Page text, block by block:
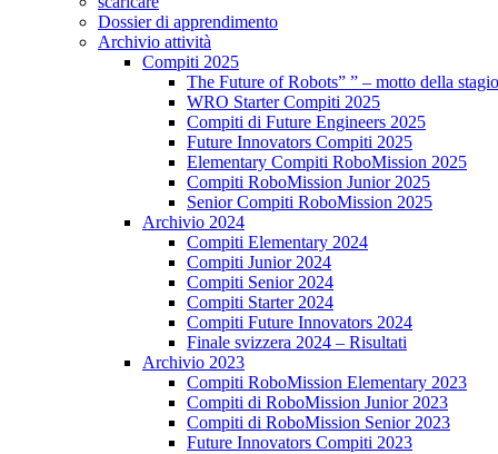
Dossier di apprendimento
Archivio attività
Compiti 2025
The Future of Robots” ” – motto della
WRO Starter Compiti 2025
Compiti di Future Engineers 2025
Future Innovators Compiti 2025
Elementary Compiti RoboMission 2025
Compiti RoboMission Junior 2025
Senior Compiti RoboMission 2025
Archivio 2024
Compiti Elementary 2024
Compiti Junior 2024
Compiti Senior 2024
Compiti Starter 2024
Compiti Future Innovators 2024
Finale svizzera 2024 – Risultati
Archivio 2023
Compiti RoboMission Elementary 2023
Compiti di RoboMission Junior 2023
Compiti di RoboMission Senior 2023
Future Innovators Compiti 2023